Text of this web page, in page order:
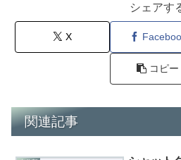
シェアす
X
コピー
関連記事